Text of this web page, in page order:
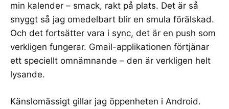
min kalender – smack, rakt på plats. Det är så
snyggt så jag omedelbart blir en smula förälskad.
Och det fortsätter vara i sync, det är en push som
verkligen fungerar. Gmail-applikationen förtjänar
ett speciellt omnämnande – den är verkligen helt
lysande.
Känslomässigt gillar jag öppenheten i Android.